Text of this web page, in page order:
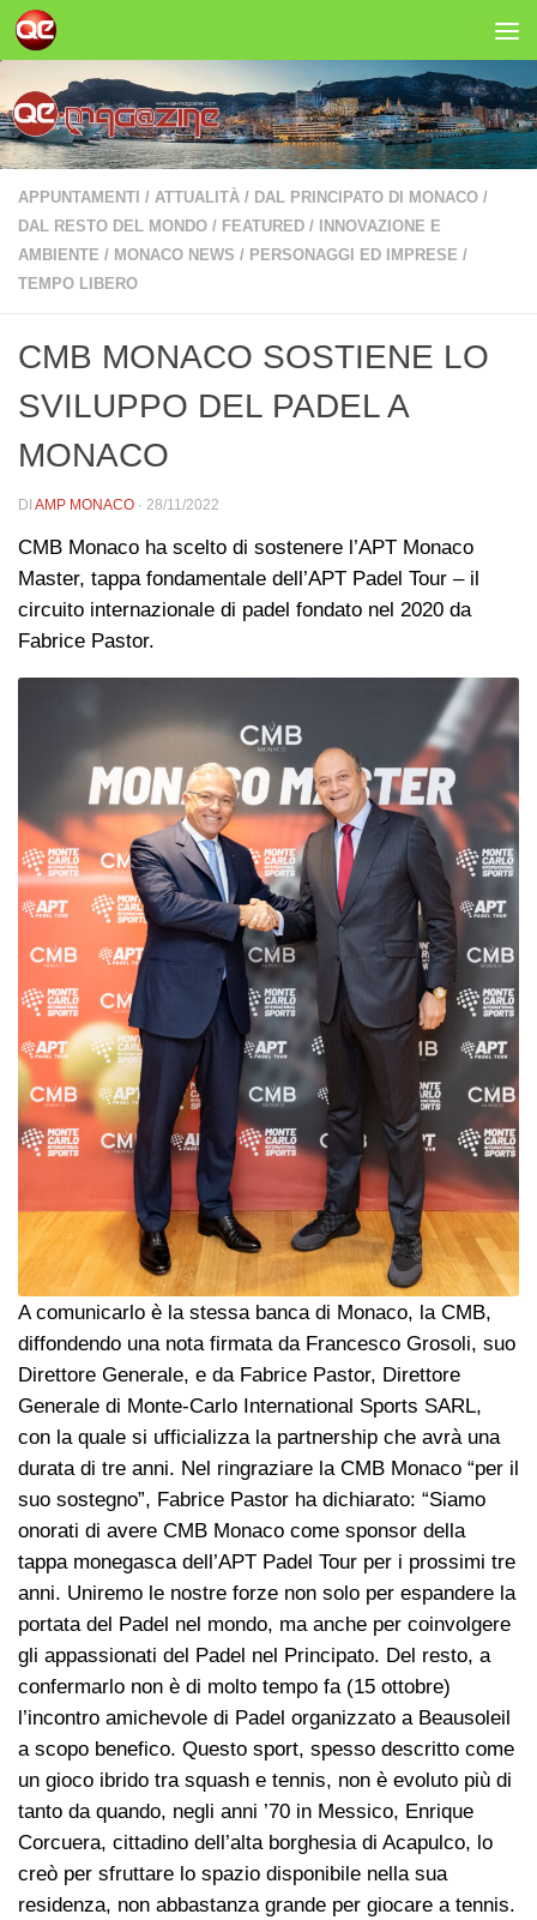
Salta al contenuto
APPUNTAMENTI / ATTUALITÀ / DAL PRINCIPATO DI MONACO /
DAL RESTO DEL MONDO / FEATURED /
INNOVAZIONE E
AMBIENTE / MONACO NEWS / PERSONAGGI ED IMPRESE /
TEMPO LIBERO
CMB MONACO SOSTIENE LO
SVILUPPO DEL PADEL A
MONACO
DI AMP MONACO · 28/11/2022
CMB Monaco ha scelto di sostenere l’APT Monaco
Master, tappa fondamentale dell’APT Padel Tour – il
circuito internazionale di padel fondato nel 2020 da
Fabrice Pastor.
A comunicarlo è la stessa banca di Monaco, la CMB,
diffondendo una nota firmata da Francesco Grosoli, suo
Direttore Generale, e da Fabrice Pastor, Direttore
Generale di Monte-Carlo International Sports SARL,
con la quale si ufficializza la partnership che avrà una
durata di tre anni. Nel ringraziare la CMB Monaco “per il
suo sostegno”, Fabrice Pastor ha dichiarato: “Siamo
onorati di avere CMB Monaco come sponsor della
tappa monegasca dell’APT Padel Tour per i prossimi tre
anni. Uniremo le nostre forze non solo per espandere la
portata del Padel nel mondo, ma anche per coinvolgere
gli appassionati del Padel nel Principato. Del resto, a
confermarlo non è di molto tempo fa (15 ottobre)
l’incontro amichevole di Padel organizzato a Beausoleil
a scopo benefico. Questo sport, spesso descritto come
un gioco ibrido tra squash e tennis, non è evoluto più di
tanto da quando, negli anni ’70 in Messico, Enrique
Corcuera, cittadino dell’alta borghesia di Acapulco, lo
creò per sfruttare lo spazio disponibile nella sua
residenza, non abbastanza grande per giocare a tennis.